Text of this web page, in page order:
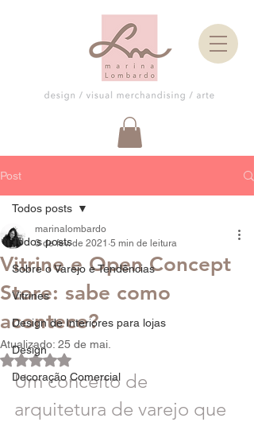
Post
Todos posts
Sobre o Varejo e Tendências
Vitrines
Design de Interiores para lojas
Design
Decoração Comercial
Todos posts
Vitrine e Open Concept
Store: sabe como
acontece?
marinalombardo
3 de fev. de 2021 5 min de leitura
Atualizado: 25 de mai.
Avaliado com NaN de 5 estrelas.
Um conceito de
arquitetura de varejo que